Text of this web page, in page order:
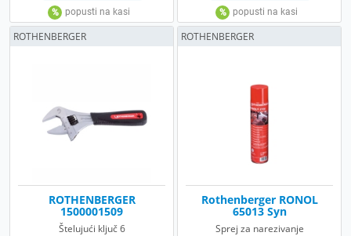
ROTHENBERGER
1500001509
Štelujući ključ 6
ROTHENBERGER
Rothenberger RONOL
65013 Syn
Sprej za narezivanje
ROTHENBERGER